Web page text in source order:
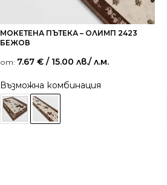
МОКЕТЕНА ПЪТЕКА – ОЛИМП 2423
БЕЖОВ
от: 7.67 € / 15.00 лв./ л.м.
Възможна комбинация